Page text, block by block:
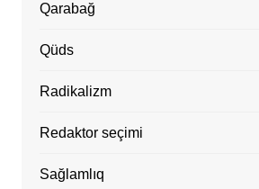
Qarabağ
Qüds
Radikalizm
Redaktor seçimi
Sağlamlıq